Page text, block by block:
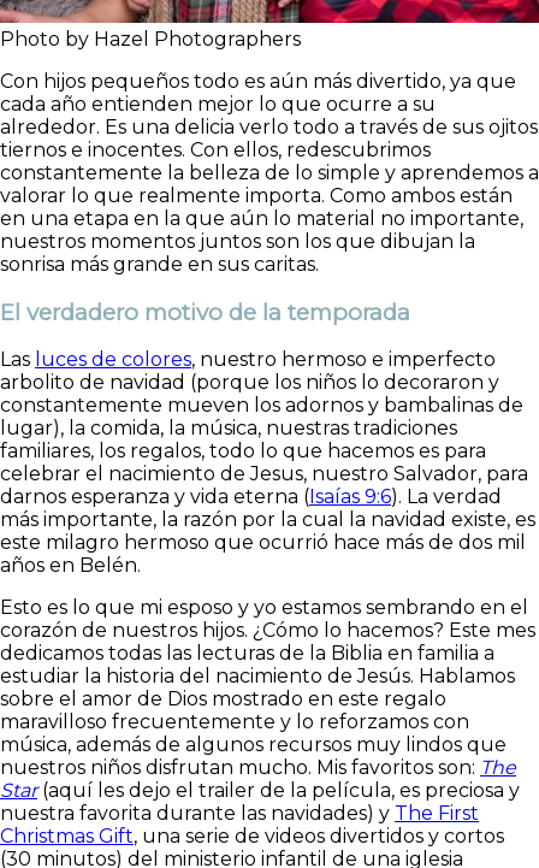
Photo by Hazel Photographers
Con hijos pequeños todo es aún más divertido, ya que
cada año entienden mejor lo que ocurre a su
alrededor. Es una delicia verlo todo a través de sus ojitos
tiernos e inocentes. Con ellos, redescubrimos
constantemente la belleza de lo simple y aprendemos a
valorar lo que realmente importa. Como ambos están
en una etapa en la que aún lo material no importante,
nuestros momentos juntos son los que dibujan la
sonrisa más grande en sus caritas.
El verdadero motivo de la temporada
Las luces de colores, nuestro hermoso e imperfecto
arbolito de navidad (porque los niños lo decoraron y
constantemente mueven los adornos y bambalinas de
lugar), la comida, la música, nuestras tradiciones
familiares, los regalos, todo lo que hacemos es para
celebrar el nacimiento de Jesus, nuestro Salvador, para
darnos esperanza y vida eterna ( Isaías 9:6). La verdad
más importante, la razón por la cual la navidad existe, es
este milagro hermoso que ocurrió hace más de dos mil
años en Belén.
Esto es lo que mi esposo y yo estamos sembrando en el
corazón de nuestros hijos. ¿Cómo lo hacemos? Este mes
dedicamos todas las lecturas de la Biblia en familia a
estudiar la historia del nacimiento de Jesús. Hablamos
sobre el amor de Dios mostrado en este regalo
maravilloso frecuentemente y lo reforzamos con
música, además de algunos recursos muy lindos que
nuestros niños disfrutan mucho. Mis favoritos son: The
Star(aquí les dejo el trailer de la película, es preciosa y
nuestra favorita durante las navidades) y The First
Christmas Gift, una serie de videos divertidos y cortos
(30 minutos) del ministerio infantil de una iglesia